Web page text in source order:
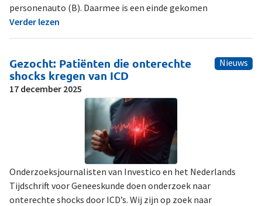
personenauto (B). Daarmee is een einde gekomen
Verder lezen
Nieuws
Gezocht: Patiënten die onterechte
shocks kregen van ICD
17 december 2025
Onderzoeksjournalisten van Investico en het Nederlands
Tijdschrift voor Geneeskunde doen onderzoek naar
onterechte shocks door ICD’s. Wij zijn op zoek naar